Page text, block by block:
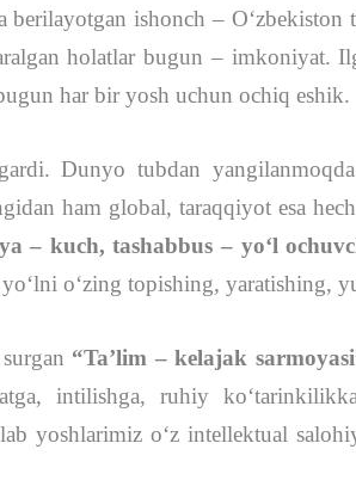
ishonch – O‘zbekiston
holatlar bugun – imkoniyat.
har bir yosh uchun ochiq eshik.
Dunyo tubdan
ham global, taraqqiyot esa
– kuch, tashabbus – yo‘l
o‘zing topishing, yaratishing,
“Taʼlim – kelajak
intilishga, ruhiy
yoshlarimiz o‘z intellektual